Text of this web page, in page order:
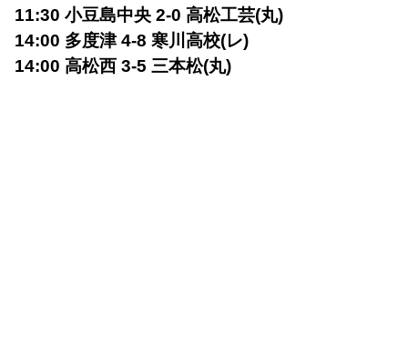
11:30 小豆島中央 2-0 高松工芸(丸)
14:00 多度津 4-8 寒川高校(レ)
14:00 高松西 3-5 三本松(丸)